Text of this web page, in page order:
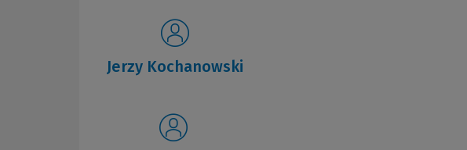
Jerzy Kochanowski